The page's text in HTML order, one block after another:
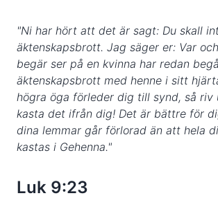
"Ni har hört att det är sagt: Du skall
äktenskapsbrott. Jag säger er: Var
begär ser på en kvinna har redan
äktenskapsbrott med henne i sitt
högra öga förleder dig till synd, så riv
kasta det ifrån dig! Det är bättre för
dina lemmar går förlorad än att hela
kastas i Gehenna."
Luk 9:23